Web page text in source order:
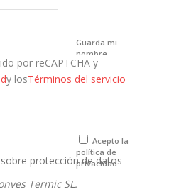
Guarda mi
nombre,
correo
electrónico y
que comente.
por reCAPTCHA y
y losTérminos del servicio
Acepto la
política de
privacidad.
protección de datos
Termic SL.